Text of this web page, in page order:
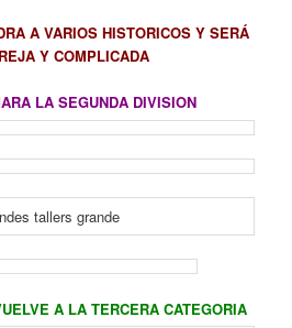
A VARIOS HISTORICOS Y SERÁ
Y COMPLICADA
LA SEGUNDA DIVISION
A LA TERCERA CATEGORIA